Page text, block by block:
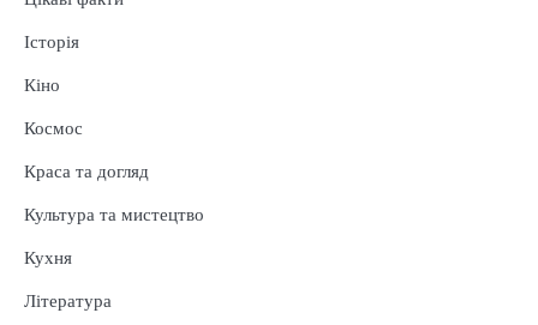
Історія
Кіно
Космос
Краса та догляд
Культура та мистецтво
Кухня
Література